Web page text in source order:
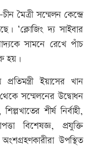
মৈত্রী সম্মেলন কেন্দ্রে
‘ক্লোজিং দ্য সাইবার
সামনে রেখে পাঁচ
হয়।
ইয়াসের খান
সম্মেলনের উদ্বোধন
শীর্ষ নির্বাহী,
বিশেষজ্ঞ, প্রযুক্তি
উপস্থিত